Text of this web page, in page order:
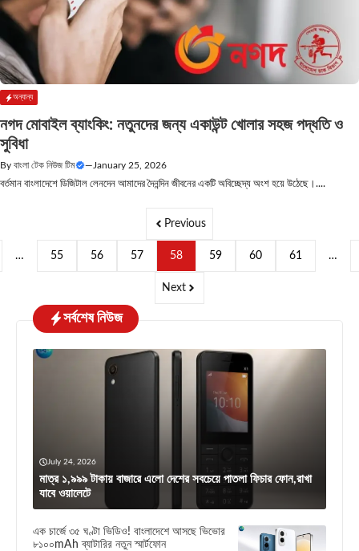
অন্যান্য
নগদ মোবাইল ব্যাংকিং: নতুনদের জন্য একাউন্ট খোলার সহজ পদ্ধতি ও
সুবিধা
By বাংলা টেক নিউজ টিম — January 25, 2026
বর্তমান বাংলাদেশে ডিজিটাল লেনদেন আমাদের দৈনন্দিন জীবনের একটি অবিচ্ছেদ্য অংশ হয়ে উঠেছে।....
Previous
… 55 56 57 58 59 60 61 …
Next
সর্বশেষ নিউজ
July 24, 2026
মাত্র ১,৯৯৯ টাকায় বাজারে এলো দেশের সবচেয়ে পাতলা ফিচার ফোন,রাখা
যাবে ওয়ালেটে
এক চার্জে ৩৫ ঘণ্টা ভিডিও! বাংলাদেশে আসছে ভিভোর
৮১০০mAh ব্যাটারির নতুন স্মার্টফোন